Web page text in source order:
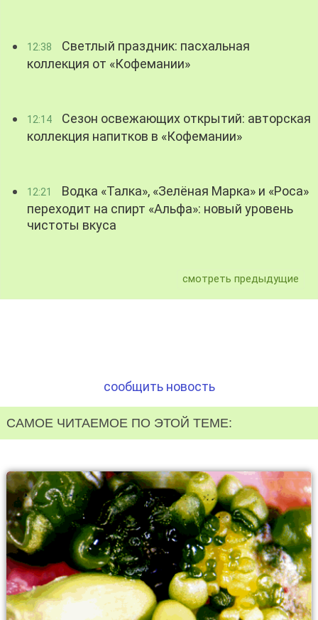
12:38
Светлый праздник: пасхальная
коллекция от «Кофемании»
12:14
Сезон освежающих открытий: авторская
коллекция напитков в «Кофемании»
12:21
Водка «Талка», «Зелёная Марка» и «Роса»
переходит на спирт «Альфа»: новый уровень
чистоты вкуса
смотреть предыдущие
сообщить новость
САМОЕ ЧИТАЕМОЕ ПО ЭТОЙ ТЕМЕ: